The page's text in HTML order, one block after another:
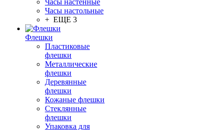
Часы настенные
Часы настольные
+ ЕЩЕ 3
Флешки
Пластиковые
флешки
Металлические
флешки
Деревянные
флешки
Кожаные флешки
Стеклянные
флешки
Упаковка для